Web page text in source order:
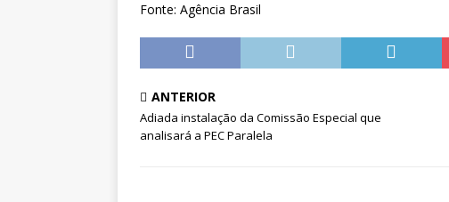
Fonte: Agência Brasil
ANTERIOR
Adiada instalação da Comissão Especial que
analisará a PEC Paralela